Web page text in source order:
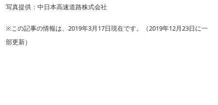
写真提供：中日本高速道路株式会社
※この記事の情報は、2019年3月17日現在です。（2019年12月23日に一
部更新）